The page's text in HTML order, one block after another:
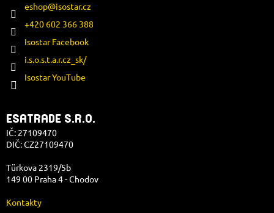
eshop@isostar.cz
+420 602 366 388
Isostar Facebook
i.s.o.s.t.a.r.cz_sk/
Isostar YouTube
ESATRADE S.R.O.
IČ: 27109470
DIČ: CZ27109470
Türkova 2319/5b
149 00 Praha 4 - Chodov
Kontakty